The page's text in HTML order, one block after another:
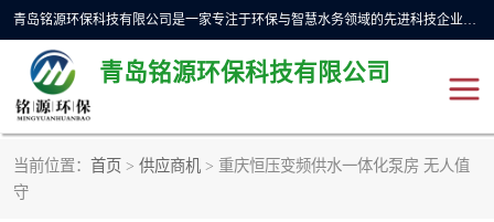
青岛铭源环保科技有限公司是一家专注于环保与智慧水务领域的先进科技企业，公司专注于云智能一体化预制泵站、水务循环利用、海绵城市、云智慧水务开发及新型环保技术研发等领域。铭源环保以为客户提供优质产品、专业技术服务为己任。为客户提供量身定制方案，提供多种配置方案满足实际使用要求。严控供货周期，并提供高标准后期维护。以环保为己任，视质量如生命，以技术做先导，靠诚信赢客户。
青岛铭源环保科技有限公司
当前位置： 首页 > 供应商机 > 重庆恒压变频供水一体化泵房 无人值
守